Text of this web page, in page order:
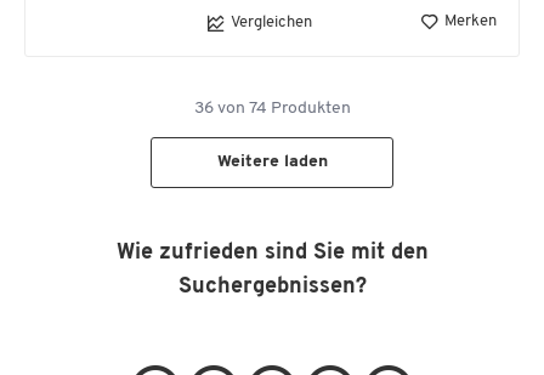
Vergleichen Merken
36von 74 Produkten
Weitere laden
Wie zufrieden sind Sie mit den
Suchergebnissen?